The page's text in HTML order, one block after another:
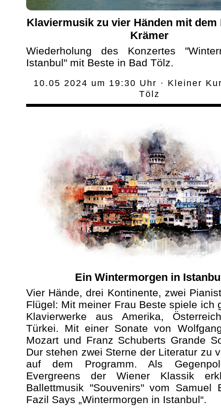
Klaviermusik zu vier Händen mit dem
Krämer
Wiederholung des Konzertes
Istanbul" mit Beste in Bad Tölz.
10.05 2024 um 19:30 Uhr · Kleiner
Tölz
Ein Wintermorgen in
Vier Hände, drei Kontinente, zwei
Flügel: Mit meiner Frau Beste spiele ich
Klavierwerke aus Amerika,
Türkei. Mit einer Sonate von
Mozart und Franz Schuberts Grande
Dur stehen zwei Sterne der Literatur zu
auf dem Programm. Als
Evergreens der Wiener Klassik
Ballettmusik "Souvenirs" vom Samuel
Fazil Says „Wintermorgen in Istanbul“.